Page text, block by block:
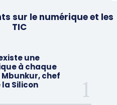
sur le numérique et les
TIC
existe une
à chaque
Mbunkur, chef
Silicon